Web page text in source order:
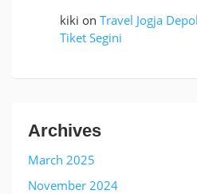
kiki on Travel Jogja
Tiket Segini
Archives
March 2025
November 2024